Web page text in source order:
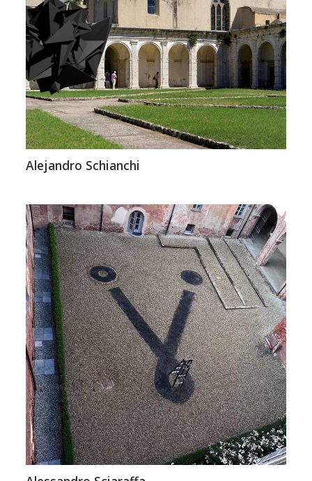
Alejandro Schianchi